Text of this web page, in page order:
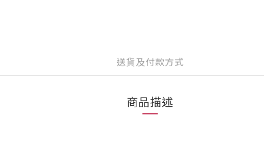
送貨及付款方式
商品描述